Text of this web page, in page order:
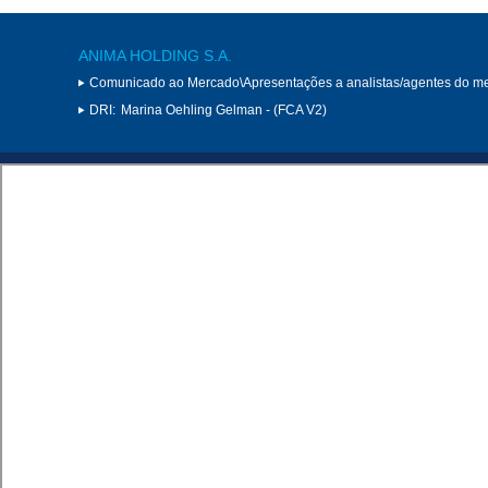
ANIMA HOLDING S.A.
Comunicado ao Mercado\Apresentações a analistas/agentes do
DRI: Marina Oehling Gelman - (FCA V2)